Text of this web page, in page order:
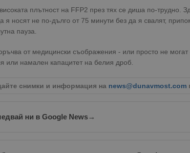
плътност на FFP2 през тях се диша по-трудно.
я носят не по-дълго от 75 минути без да я свалят,
пауза.
от медицински съображения - или просто не могат
или намален капацитет на белия дроб.
снимки и информация на news@dunavmost.com
ни в Google News→
.twitter.com
ASP.NET_SessionId